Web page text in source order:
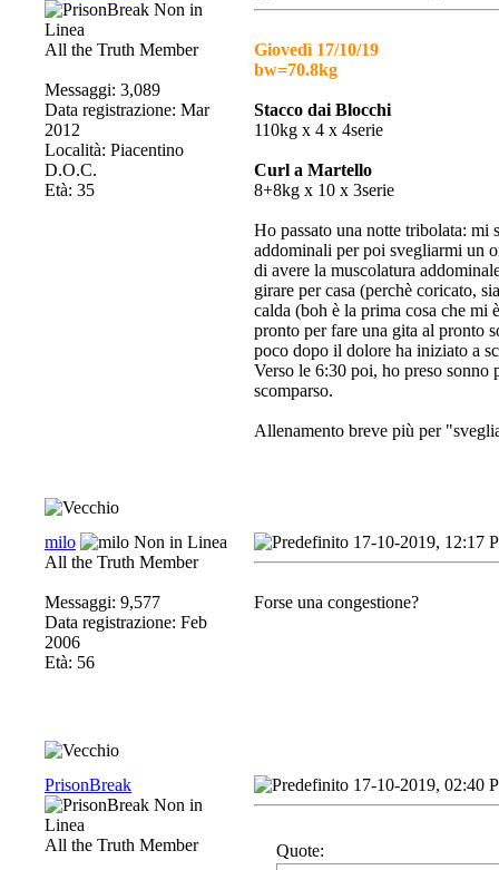
All the Truth Member
Messaggi: 3,089
Data registrazione: Mar
2012
Località: Piacentino
D.O.C.
Età: 35
Giovedì 17/10/19
bw=70.8kg
Stacco dai Blocchi
110kg x 4 x 4serie
Curl a Martello
8+8kg x 10 x 3serie
Ho passato una notte tribolata: mi
addominali per poi svegliarmi un
di avere la muscolatura
girare per casa (perchè coricato,
calda (boh è la prima cosa che mi
pronto per fare una gita al pronto
poco dopo il dolore ha iniziato a
Verso le 6:30 poi, ho preso sonno
scomparso.
Allenamento breve più per
milo
All the Truth Member
Messaggi: 9,577
Data registrazione: Feb
2006
Età: 56
17-10-2019, 12:17
Forse una congestione?
PrisonBreak
All the Truth Member
17-10-2019, 02:40
Quote: